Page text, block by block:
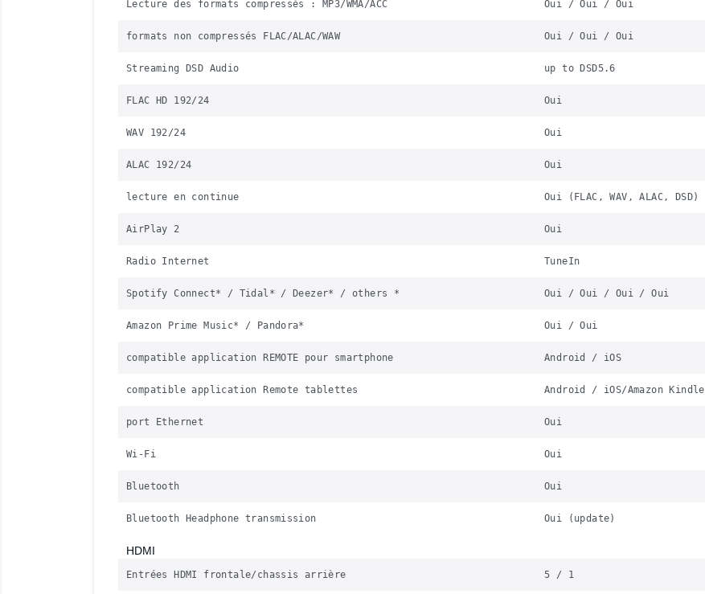
Lecture des formats compressés : MP3/WMA/ACC Oui / Oui / Oui
formats non compressés FLAC/ALAC/WAW Oui / Oui / Oui
Streaming DSD Audio up to DSD5.6
FLAC HD 192/24 Oui
WAV 192/24 Oui
ALAC 192/24 Oui
lecture en continue Oui (FLAC, WAV, ALAC, DSD)
AirPlay 2 Oui
Radio Internet TuneIn
Spotify Connect* / Tidal* / Deezer* / others * Oui / Oui / Oui / Oui
Amazon Prime Music* / Pandora* Oui / Oui
compatible application REMOTE pour smartphone Android / iOS
compatible application Remote tablettes Android / iOS/Amazon Kindle
port Ethernet Oui
Wi-Fi Oui
Bluetooth Oui
Bluetooth Headphone transmission Oui (update)
HDMI
Entrées HDMI frontale/chassis arrière 5 / 1